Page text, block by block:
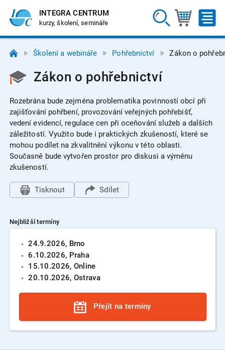
INTEGRA CENTRUM
kurzy, školení, semináře
Školení a webináře Pohřebnictví Zákon o
Zákon o pohřebnictví
Rozebrána bude zejména problematika povinností obcí při
zajišťování pohřbení, provozování veřejných pohřebišť,
vedení evidencí, regulace cen při oceňování služeb a dalších
záležitostí. Využito bude i praktických zkušeností, které se
mohou podílet na zkvalitnění výkonu v této oblasti.
Současně bude vytvořen prostor pro diskusi a výměnu
zkušeností.
Tisknout Sdílet
Nejbližší termíny
24.9.2026, Brno
6.10.2026, Praha
15.10.2026, Online
20.10.2026, Ostrava
Přejít na termíny